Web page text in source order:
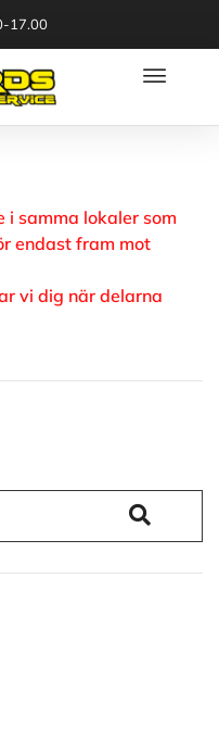
17.00
i samma lokaler som
endast fram mot
vi dig när delarna